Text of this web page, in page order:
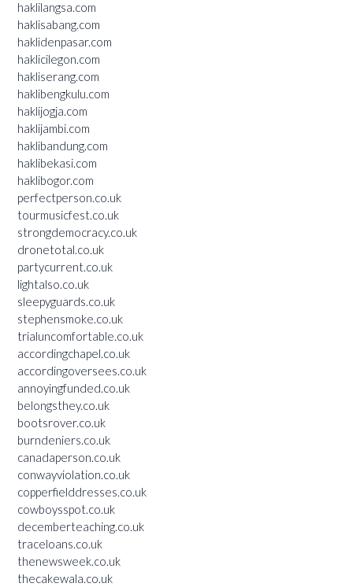
haklilangsa.com
haklisabang.com
haklidenpasar.com
haklicilegon.com
hakliserang.com
haklibengkulu.com
haklijogja.com
haklijambi.com
haklibandung.com
haklibekasi.com
haklibogor.com
perfectperson.co.uk
tourmusicfest.co.uk
strongdemocracy.co.uk
dronetotal.co.uk
partycurrent.co.uk
lightalso.co.uk
sleepyguards.co.uk
stephensmoke.co.uk
trialuncomfortable.co.uk
accordingchapel.co.uk
accordingoversees.co.uk
annoyingfunded.co.uk
belongsthey.co.uk
bootsrover.co.uk
burndeniers.co.uk
canadaperson.co.uk
conwayviolation.co.uk
copperfielddresses.co.uk
cowboysspot.co.uk
decemberteaching.co.uk
traceloans.co.uk
thenewsweek.co.uk
thecakewala.co.uk